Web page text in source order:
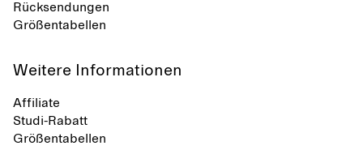
Rücksendungen
Größentabellen
Weitere Informationen
Affiliate
Studi-Rabatt
Größentabellen